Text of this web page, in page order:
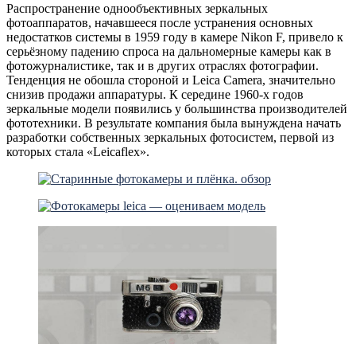
Распространение однообъективных зеркальных
фотоаппаратов, начавшееся после устранения основных
недостатков системы в 1959 году в камере Nikon F, привело к
серьёзному падению спроса на дальномерные камеры как в
фотожурналистике, так и в других отраслях фотографии.
Тенденция не обошла стороной и Leica Camera, значительно
снизив продажи аппаратуры. К середине 1960-х годов
зеркальные модели появились у большинства производителей
фототехники. В результате компания была вынуждена начать
разработки собственных зеркальных фотосистем, первой из
которых стала «Leicaflex».